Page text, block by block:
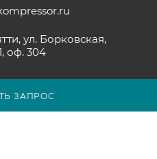
ЗАПРОС
ул. Борковская,
оф. 304